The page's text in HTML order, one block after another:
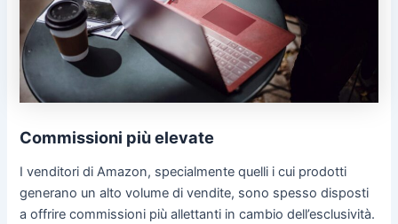
Commissioni più elevate
I venditori di Amazon, specialmente quelli i cui prodotti
generano un alto volume di vendite, sono spesso disposti
a offrire commissioni più allettanti in cambio dell’esclusività.